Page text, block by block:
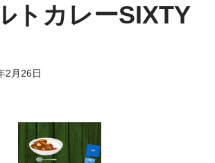
トカレーSIXTY
2月26日